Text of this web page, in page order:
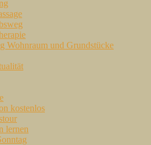
Wohnraum und Grundstücke
kostenlos
lernen